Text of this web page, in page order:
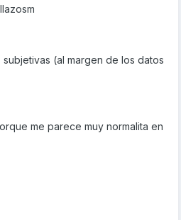
(al margen de los datos
me parece muy normalita en